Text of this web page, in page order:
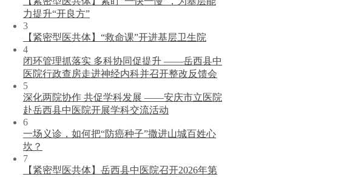
力提升“开良方”
3
【紧密型医共体】“救命课”开进基层卫生院
4
闭环管理抓落实 多科协同促提升 ——岳西县中
医院行政查房走进神经内科并召开整改反馈会
5
深化两院协作 共促学科发展 ——安庆市立医院
赴岳西县中医院开展学科交流活动
6
一场义诊，如何把“防癌种子”撒进山城百姓心
坎？
7
【紧密型医共体】岳西县中医院召开2026年第